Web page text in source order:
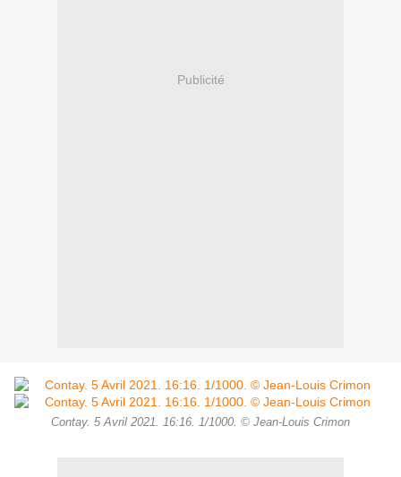
Publicité
Contay. 5 Avril 2021. 16:16. 1/1000. © Jean-Louis Crimon